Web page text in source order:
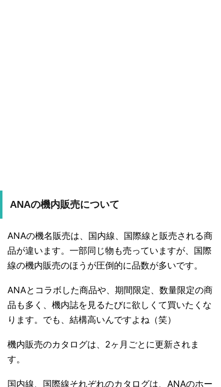
ANAの機内販売について
ANAの機名販売は、国内線、国際線と販売される商
品が違います。一部同じ物も売っていますが、国際
線の機内販売のほうが圧倒的に品数が多いです。
ANAとコラボした商品や、期間限定、数量限定の商
品も多く、機内誌を見るたびに欲しくて買いたくな
ります。でも、結構高いんですよね（笑）
機内販売のカタログは、2ヶ月ごとに更新されま
す。
国内線、国際線それぞれのカタログは、ANAのホー